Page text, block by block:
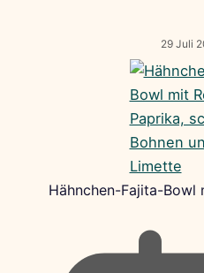
29 Juli
Hähnchen-Fajita-Bowl